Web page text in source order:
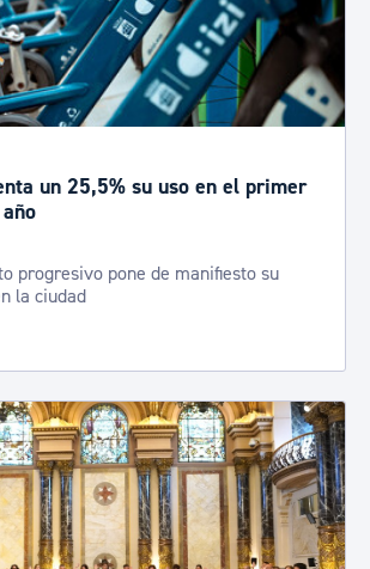
un 25,5% su uso en el primer
progresivo pone de manifiesto su
la ciudad